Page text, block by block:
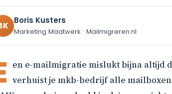
Boris Kusters
Marketing Maatwerk · Mailmigreren.nl
en e-mailmigratie mislukt bijna altijd
verhuist je mkb-bedrijf alle